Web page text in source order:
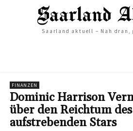
Saarland aktuell – Nah
FINANZEN
Dominic Harrison
über den Reichtum des
aufstrebenden Stars